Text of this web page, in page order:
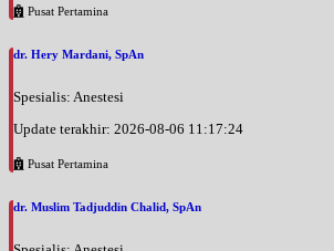
Jam 08:00 - 12:00
Jam 14:00 - 15:00
Jumat, 21/08/2026
UMUM
Jumat, 21/08/2026
Pusat Pertamina
dr. Hery Mardani, SpAn
Spesialis: Anestesi
Update terakhir: 2026-08-06 11:17:24
Pusat Pertamina
dr. Muslim Tadjuddin Chalid, SpAn